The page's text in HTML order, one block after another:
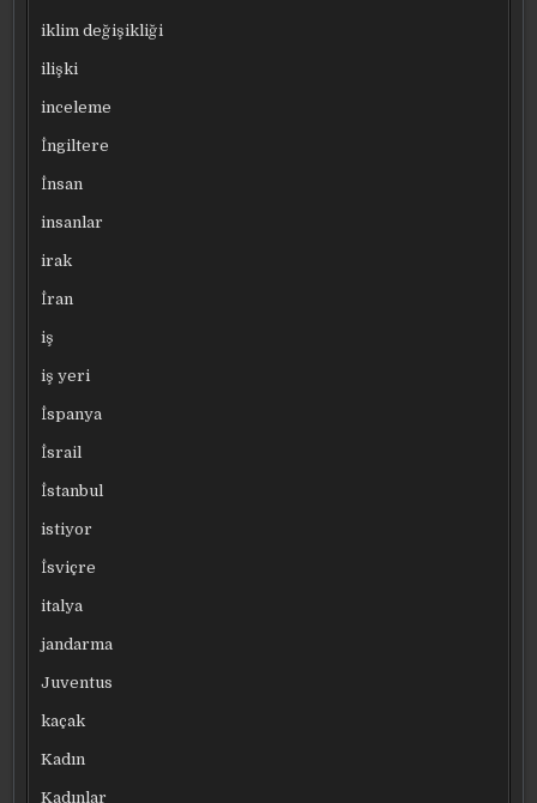
iklim değişikliği
ilişki
inceleme
İngiltere
İnsan
insanlar
irak
İran
iş
iş yeri
İspanya
İsrail
İstanbul
istiyor
İsviçre
italya
jandarma
Juventus
kaçak
Kadın
Kadınlar